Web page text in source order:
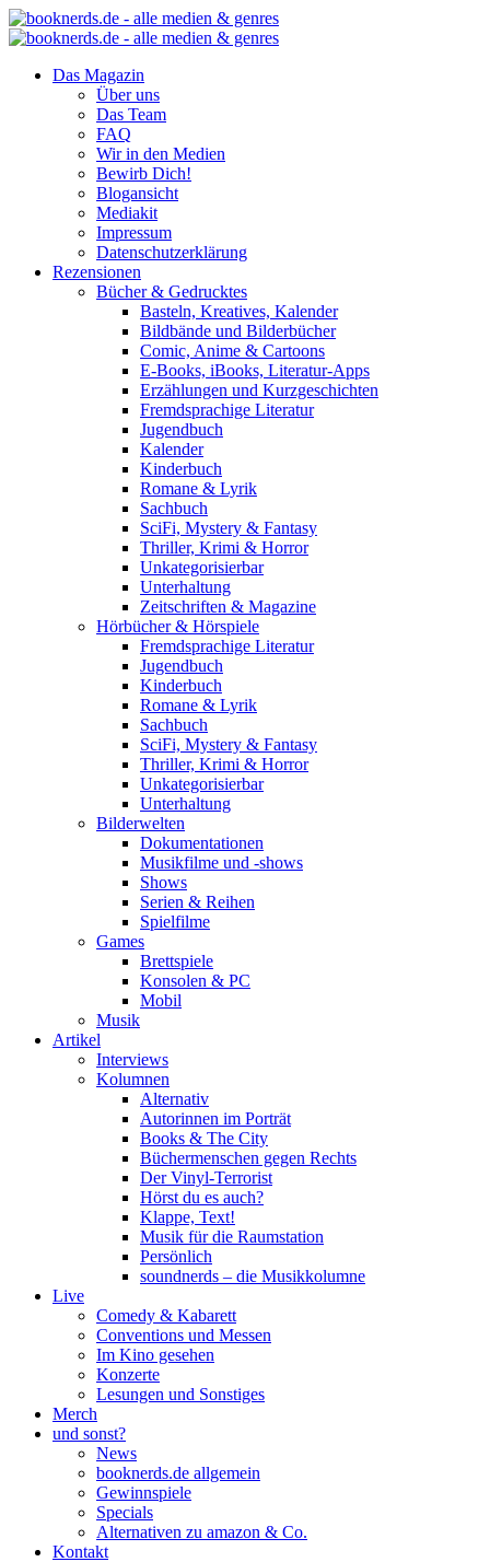
Das Magazin
Über uns
Das Team
FAQ
Wir in den Medien
Bewirb Dich!
Blogansicht
Mediakit
Impressum
Datenschutzerklärung
Rezensionen
Bücher & Gedrucktes
Basteln, Kreatives, Kalender
Bildbände und Bilderbücher
Comic, Anime & Cartoons
E-Books, iBooks, Literatur-Apps
Erzählungen und Kurzgeschichten
Fremdsprachige Literatur
Jugendbuch
Kalender
Kinderbuch
Romane & Lyrik
Sachbuch
SciFi, Mystery & Fantasy
Thriller, Krimi & Horror
Unkategorisierbar
Unterhaltung
Zeitschriften & Magazine
Hörbücher & Hörspiele
Fremdsprachige Literatur
Jugendbuch
Kinderbuch
Romane & Lyrik
Sachbuch
SciFi, Mystery & Fantasy
Thriller, Krimi & Horror
Unkategorisierbar
Unterhaltung
Bilderwelten
Dokumentationen
Musikfilme und -shows
Shows
Serien & Reihen
Spielfilme
Games
Brettspiele
Konsolen & PC
Mobil
Musik
Artikel
Interviews
Kolumnen
Alternativ
Autorinnen im Porträt
Books & The City
Büchermenschen gegen Rechts
Der Vinyl-Terrorist
Hörst du es auch?
Klappe, Text!
Musik für die Raumstation
Persönlich
soundnerds – die Musikkolumne
Live
Comedy & Kabarett
Conventions und Messen
Im Kino gesehen
Konzerte
Lesungen und Sonstiges
Merch
und sonst?
News
booknerds.de allgemein
Gewinnspiele
Specials
Alternativen zu amazon & Co.
Kontakt